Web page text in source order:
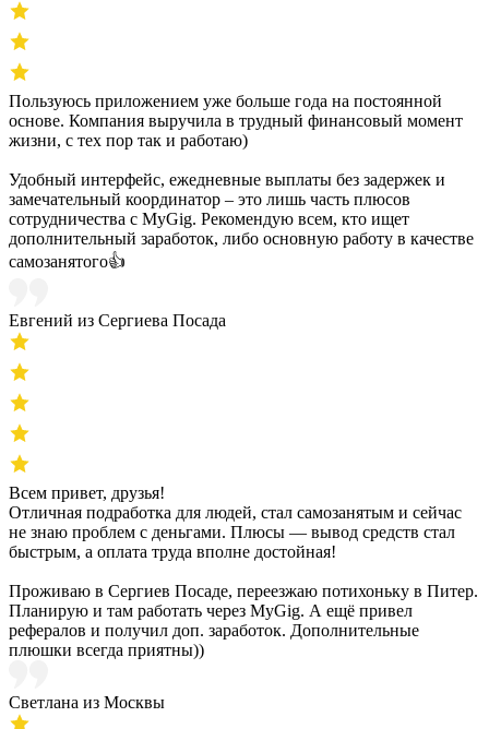
Пользуюсь приложением уже больше года на постоянной
основе. Компания выручила в трудный финансовый момент
жизни, с тех пор так и работаю)
Удобный интерфейс, ежедневные выплаты без задержек и
замечательный координатор – это лишь часть плюсов
сотрудничества с MyGig. Рекомендую всем, кто ищет
дополнительный заработок, либо основную работу в качестве
самозанятого👍
Евгений из Сергиева Посада
Всем привет, друзья!
Отличная подработка для людей, стал самозанятым и сейчас
не знаю проблем с деньгами. Плюсы — вывод средств стал
быстрым, а оплата труда вполне достойная!
Проживаю в Сергиев Посаде, переезжаю потихоньку в Питер.
Планирую и там работать через MyGig. А ещё привел
рефералов и получил доп. заработок. Дополнительные
плюшки всегда приятны))
Светлана из Москвы